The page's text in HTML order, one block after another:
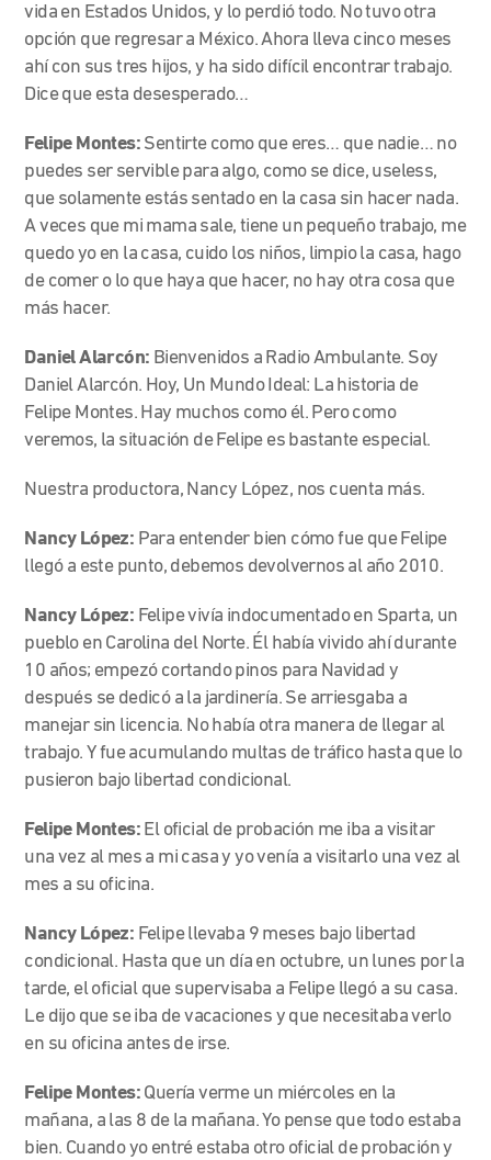
vida en Estados Unidos, y lo perdió todo. No tuvo otra
opción que regresar a México. Ahora lleva cinco meses
ahí con sus tres hijos, y ha sido difícil encontrar trabajo.
Dice que esta desesperado…
Felipe Montes: Sentirte como que eres… que nadie… no
puedes ser servible para algo, como se dice, useless,
que solamente estás sentado en la casa sin hacer nada.
A veces que mi mama sale, tiene un pequeño trabajo, me
quedo yo en la casa, cuido los niños, limpio la casa, hago
de comer o lo que haya que hacer, no hay otra cosa que
más hacer.
Daniel Alarcón: Bienvenidos a Radio Ambulante. Soy
Daniel Alarcón. Hoy, Un Mundo Ideal: La historia de
Felipe Montes. Hay muchos como él. Pero como
veremos, la situación de Felipe es bastante especial.
Nuestra productora, Nancy López, nos cuenta más.
Nancy López: Para entender bien cómo fue que Felipe
llegó a este punto, debemos devolvernos al año 2010.
Nancy López: Felipe vivía indocumentado en Sparta, un
pueblo en Carolina del Norte. Él había vivido ahí durante
10 años; empezó cortando pinos para Navidad y
después se dedicó a la jardinería. Se arriesgaba a
manejar sin licencia. No había otra manera de llegar al
trabajo. Y fue acumulando multas de tráfico hasta que lo
pusieron bajo libertad condicional.
Felipe Montes: El oficial de probación me iba a visitar
una vez al mes a mi casa y yo venía a visitarlo una vez al
mes a su oficina.
Nancy López: Felipe llevaba 9 meses bajo libertad
condicional. Hasta que un día en octubre, un lunes por la
tarde, el oficial que supervisaba a Felipe llegó a su casa.
Le dijo que se iba de vacaciones y que necesitaba verlo
en su oficina antes de irse.
Felipe Montes: Quería verme un miércoles en la
mañana, a las 8 de la mañana. Yo pense que todo estaba
bien. Cuando yo entré estaba otro oficial de probación y